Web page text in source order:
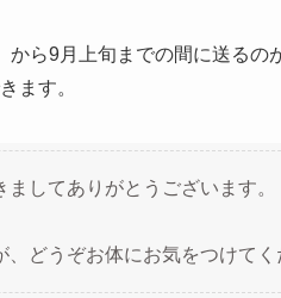
から9月上旬までの間に送る
ます。
してありがとうございます。
、どうぞお体にお気をつけて